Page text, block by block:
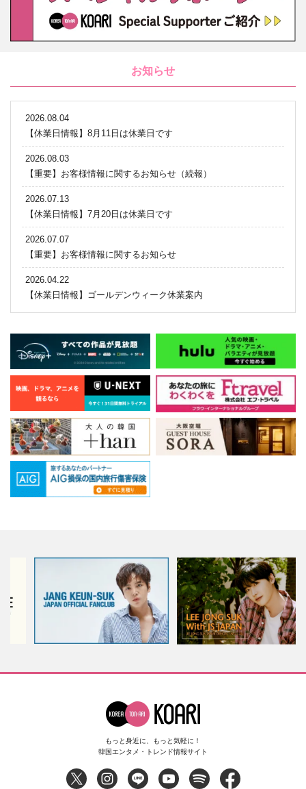
お知らせ
2026.08.04
【休業日情報】8月11日は休業日です
2026.08.03
【重要】お客様情報に関するお知らせ（続報）
2026.07.13
【休業日情報】7月20日は休業日です
2026.07.07
【重要】お客様情報に関するお知らせ
2026.04.22
【休業日情報】ゴールデンウィーク休業案内
もっと身近に、もっと気軽に！
韓国エンタメ・トレンド情報サイト